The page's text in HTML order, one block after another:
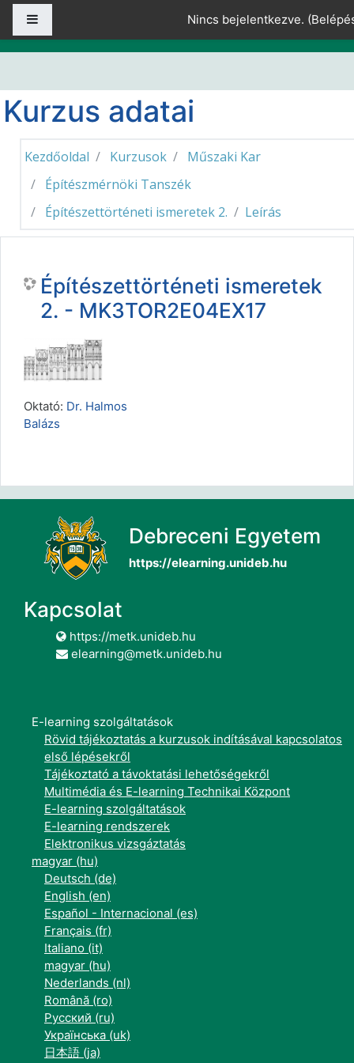
Tovább a fő tartalomhoz
Nincs bejelentkezve. (
Kurzus adatai
Kezdőoldal Kurzusok
Műszaki Kar
Építészmérnöki Tanszék
Építészettörténeti ismeretek 2.
Leírás
Építészettörténeti ismeretek
2. - MK3TOR2E04EX17
Oktató: Dr. Halmos
Balázs
Debreceni Egyetem
https://elearning.unideb.hu
Kapcsolat
https://metk.unideb.hu
elearning@metk.unideb.hu
E-learning szolgáltatások
Rövid tájékoztatás a kurzusok indításával kapcsolatos
első lépésekről
Tájékoztató a távoktatási lehetőségekről
Multimédia és E-learning Technikai Központ
E-learning szolgáltatások
E-learning rendszerek
Elektronikus vizsgáztatás
magyar ‎(hu)‎
Deutsch ‎(de)‎
English ‎(en)‎
Español - Internacional ‎(es)‎
Français ‎(fr)‎
Italiano ‎(it)‎
magyar ‎(hu)‎
Nederlands ‎(nl)‎
Română ‎(ro)‎
Русский ‎(ru)‎
Українська ‎(uk)‎
日本語 ‎(ja)‎